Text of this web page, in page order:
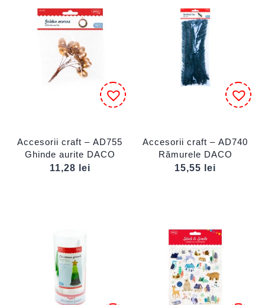
Accesorii craft – AD755
Ghinde aurite DACO
11,28
lei
Accesorii craft – AD740
Rămurele DACO
15,55
lei